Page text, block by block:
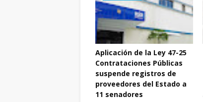
Aplicación de la Ley 47-25
Contrataciones Públicas
suspende registros de
proveedores del Estado a
11 senadores